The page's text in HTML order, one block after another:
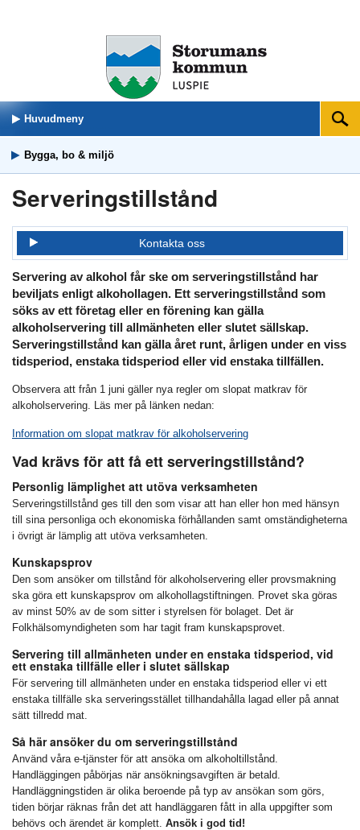
Huvudmeny Sök
Bygga, bo & miljö
Serveringstillstånd
Kontakta oss
Servering av alkohol får ske om serveringstillstånd har
beviljats enligt alkohollagen. Ett serveringstillstånd som
söks av ett företag eller en förening kan gälla
alkoholservering till allmänheten eller slutet sällskap.
Serveringstillstånd kan gälla året runt, årligen under en viss
tidsperiod, enstaka tidsperiod eller vid enstaka tillfällen.
Observera att från 1 juni gäller nya regler om slopat matkrav för
alkoholservering. Läs mer på länken nedan:
Information om slopat matkrav för alkoholservering
Vad krävs för att få ett serveringstillstånd?
Personlig lämplighet att utöva verksamheten
Serveringstillstånd ges till den som visar att han eller hon med hänsyn
till sina personliga och ekonomiska förhållanden samt omständigheterna
i övrigt är lämplig att utöva verksamheten.
Kunskapsprov
Den som ansöker om tillstånd för alkoholservering eller provsmakning
ska göra ett kunskapsprov om alkohollagstiftningen. Provet ska göras
av minst 50% av de som sitter i styrelsen för bolaget. Det är
Folkhälsomyndigheten som har tagit fram kunskapsprovet.
Servering till allmänheten under en enstaka tidsperiod, vid
ett enstaka tillfälle eller i slutet sällskap
För servering till allmänheten under en enstaka tidsperiod eller vi ett
enstaka tillfälle ska serveringsstället tillhandahålla lagad eller på annat
sätt tillredd mat.
Så här ansöker du om serveringstillstånd
Använd våra e-tjänster för att ansöka om alkoholtillstånd.
Handläggingen påbörjas när ansökningsavgiften är betald.
Handläggningstiden är olika beroende på typ av ansökan som görs,
tiden börjar räknas från det att handläggaren fått in alla uppgifter som
behövs och ärendet är komplett. Ansök i god tid!